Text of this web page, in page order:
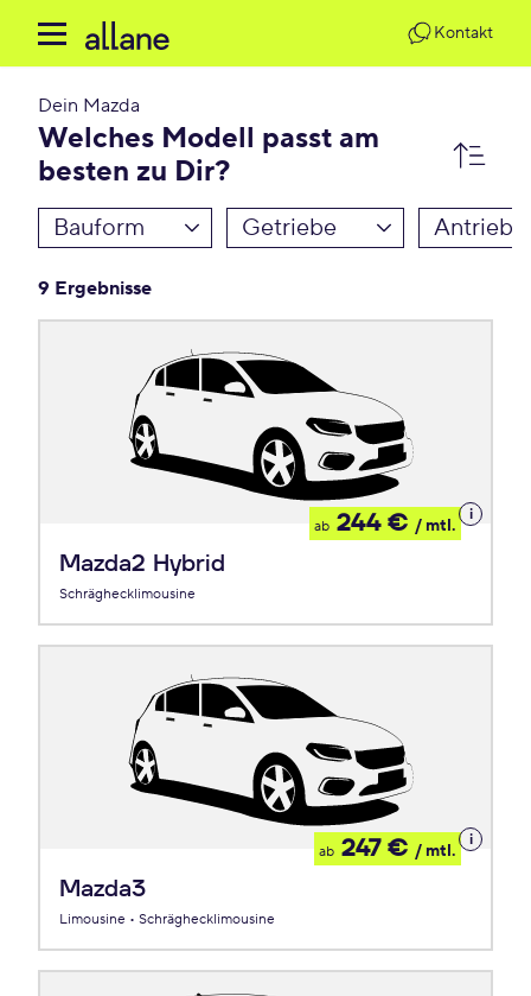
Kontakt
Dein Mazda
Welches Modell passt am
besten zu Dir?
Bauform Getriebe Antrieb
9 Ergebnisse
Mazda2 Hybrid
Schräghecklimousine
ab 244 € / mtl.
Details
zum
Mazda3
Limousine • Schräghecklimousine
ab 247 € / mtl.
Details
zum